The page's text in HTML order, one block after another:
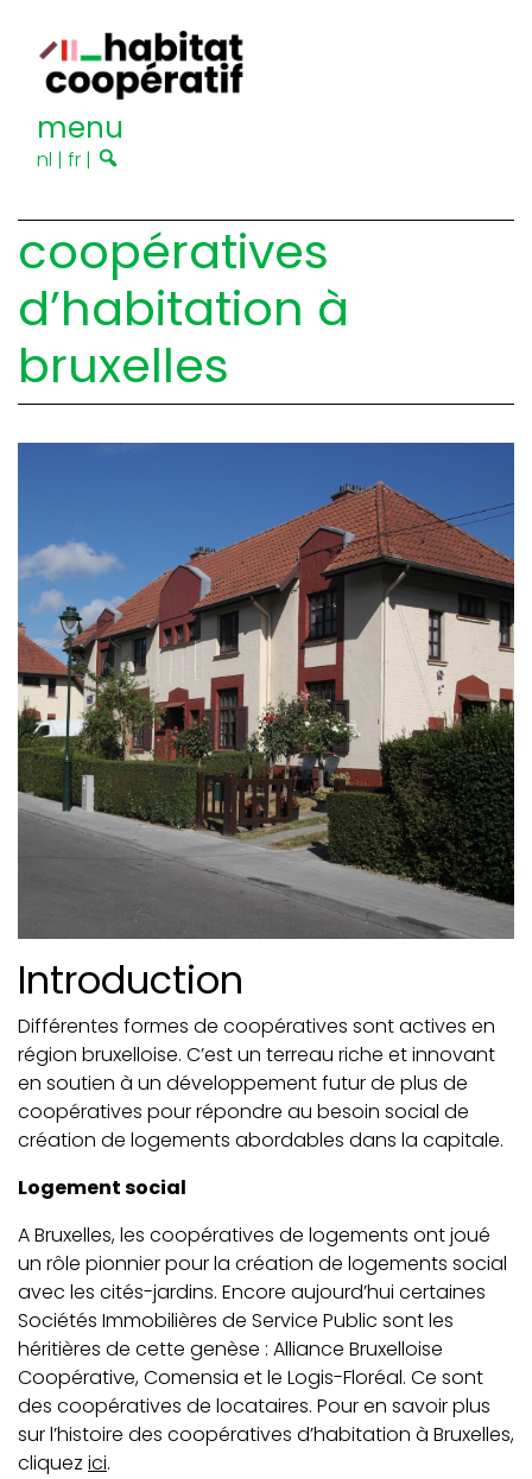
menu
nl | fr |
coopératives
d’habitation à
bruxelles
Introduction
Différentes formes de coopératives sont actives en
région bruxelloise. C’est un terreau riche et innovant
en soutien à un développement futur de plus de
coopératives pour répondre au besoin social de
création de logements abordables dans la capitale.
Logement social
A Bruxelles, les coopératives de logements ont joué
un rôle pionnier pour la création de logements social
avec les cités-jardins. Encore aujourd’hui certaines
Sociétés Immobilières de Service Public sont les
héritières de cette genèse : Alliance Bruxelloise
Coopérative, Comensia et le Logis-Floréal. Ce sont
des coopératives de locataires. Pour en savoir plus
sur l’histoire des coopératives d’habitation à Bruxelles,
cliquez ici.